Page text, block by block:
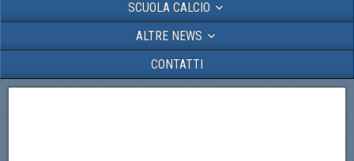
SCUOLA CALCIO
ALTRE NEWS
CONTATTI